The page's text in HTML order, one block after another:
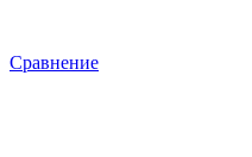
Сравнение